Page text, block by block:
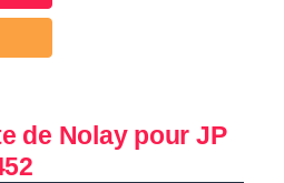
de Nolay pour JP